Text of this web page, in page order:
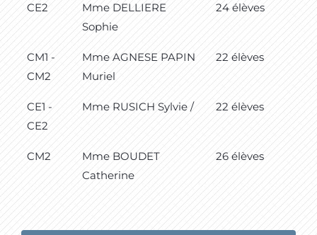
CE2
Mme DELLIERE
Sophie
24 élèves
CM1 -
CM2
Mme AGNESE PAPIN
Muriel
22 élèves
CE1 -
CE2
Mme RUSICH Sylvie / 22 élèves
CM2
Mme BOUDET
Catherine
26 élèves